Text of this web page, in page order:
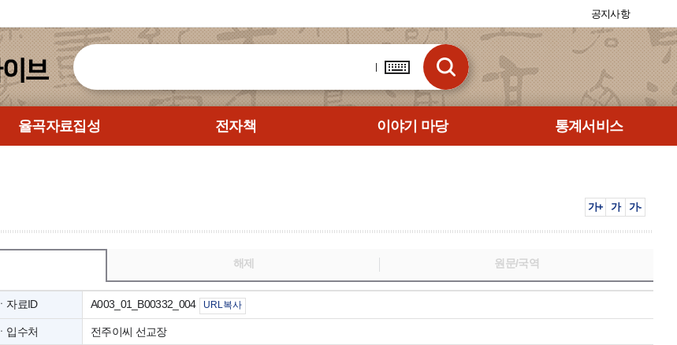
공지사항
율곡자료집성 전자책 이야기 마당 통계서비스
가+ 가 가-
해제 원문/국역
ㆍ자료ID A003_01_B00332_004 URL복사
ㆍ입수처 전주이씨 선교장